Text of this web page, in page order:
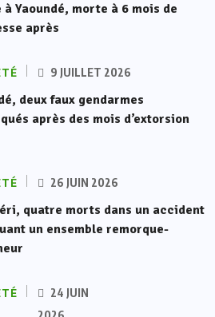
à Yaoundé, morte à 6 mois de
après
9 JUILLET 2026
deux faux gendarmes
après des mois d’extorsion
26 JUIN 2026
quatre morts dans un accident
un ensemble remorque-
24 JUIN